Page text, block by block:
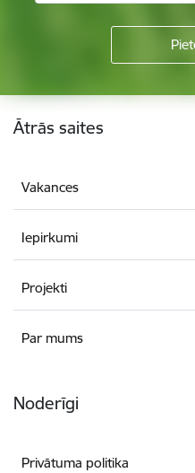
Kājene
Ātrās saites
Vakances
Iepirkumi
Projekti
Par mums
Noderīgi
Privātuma politika